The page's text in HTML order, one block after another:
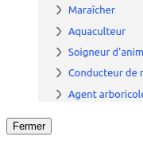
Fermer